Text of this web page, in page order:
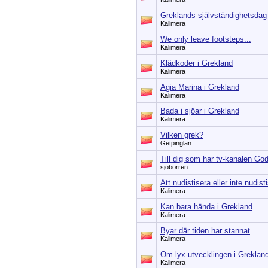
Greklands självständighetsdag
Kalimera
We only leave footsteps...
Kalimera
Klädkoder i Grekland
Kalimera
Agia Marina i Grekland
Kalimera
Bada i sjöar i Grekland
Kalimera
Vilken grek?
Getpinglan
Till dig som har tv-kanalen
sjöborren
Att nudistisera eller inte
Kalimera
Kan bara hända i Grekland
Kalimera
Byar där tiden har stannat
Kalimera
Om lyx-utvecklingen i Grekland
Kalimera